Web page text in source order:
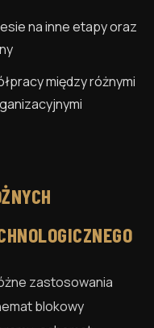
na inne etapy oraz
między różnymi
zastosowania
blokowy